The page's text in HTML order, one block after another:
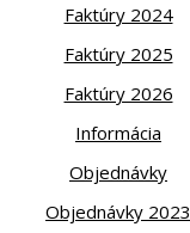
Faktúry 2024
Faktúry 2025
Faktúry 2026
Informácia
Objednávky
Objednávky 2023